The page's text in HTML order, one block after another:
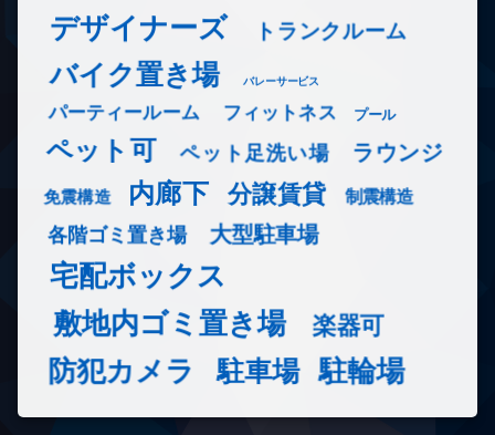
デザイナーズ トランクルーム
バイク置き場 バレーサービス
パーティールーム フィットネス プール
ペット可 ペット足洗い場 ラウンジ
免震構造 内廊下 分譲賃貸 制震構造
各階ゴミ置き場 大型駐車場
宅配ボックス
敷地内ゴミ置き場
楽器可
防犯カメラ 駐車場 駐輪場